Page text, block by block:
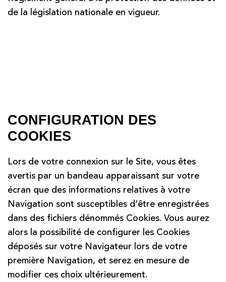
de la législation nationale en vigueur.
CONFIGURATION DES
COOKIES
Lors de votre connexion sur le Site, vous êtes
avertis par un bandeau apparaissant sur votre
écran que des informations relatives à votre
Navigation sont susceptibles d’être enregistrées
dans des fichiers dénommés Cookies. Vous aurez
alors la possibilité de configurer les Cookies
déposés sur votre Navigateur lors de votre
première Navigation, et serez en mesure de
modifier ces choix ultérieurement.